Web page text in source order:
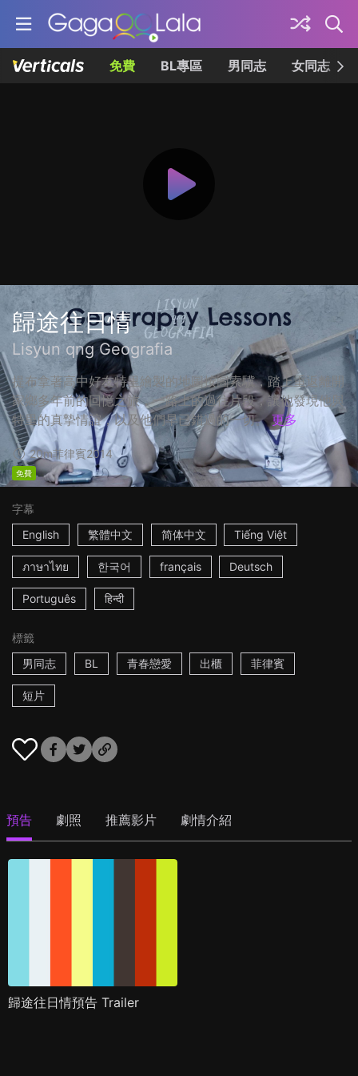
免費 BL專區 男同志 女同志
歸途往日情
Lisyun qng Geografia
提布拿著高中好友特里繪製的地圖按圖索驥，踏上重返離開
家鄉多年前的回憶之旅，一路上的過往片段，讓他發現他與
特里的真摯情誼，以及他們早已錯過的一切。 更多
20m菲律賓2014
免費
字幕
English
繁體中文 简体中文 Tiếng Việt
ภาษาไทย 한국어 français Deutsch
Português हिन्दी
標籤
男同志
BL 青春戀愛 出櫃 菲律賓
短片
預告 劇照 推薦影片 劇情介紹
歸途往日情預告 Trailer